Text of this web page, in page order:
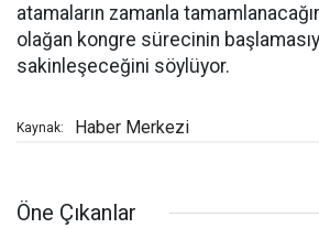
atamaların zamanla
olağan kongre sürecinin
sakinleşeceğini söylüyor.
Kaynak: Haber Merkezi
Öne Çıkanlar